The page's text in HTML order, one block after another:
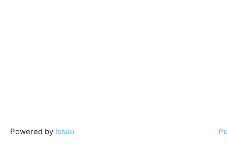
Powered by Issuu